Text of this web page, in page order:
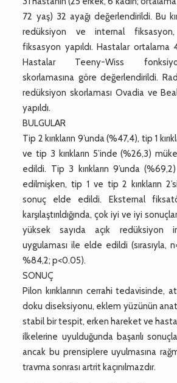
72 yaş) 32 ayağı değerlendirildi. Bu
redüksiyon ve internal
fiksasyon yapıldı. Hastalar
Hastalar Teeny-Wiss
skorlamasına göre değerlendirildi.
redüksiyon skorlaması Ovadia ve
yapıldı.
BULGULAR
Tip 2 kırıkların 9’unda (%47,4), tip 1
ve tip 3 kırıkların 5’inde (%26,3)
edildi. Tip 3 kırıkların 9’unda
edilmişken, tip 1 ve tip 2 kırıkların
sonuç elde edildi. Eksternal
karşılaştırıldığında, çok iyi ve iyi
yüksek sayıda açık redüksiyon
uygulaması ile elde edildi (sırasıyla,
%84,2; p<0.05).
SONUÇ
Pilon kırıklarının cerrahi tedavisinde,
doku diseksiyonu, eklem yüzünün
stabil bir tespit, erken hareket ve
ilkelerine uyulduğunda başarılı
ancak bu prensiplere uyulmasına
travma sonrası artrit kaçınılmazdır.